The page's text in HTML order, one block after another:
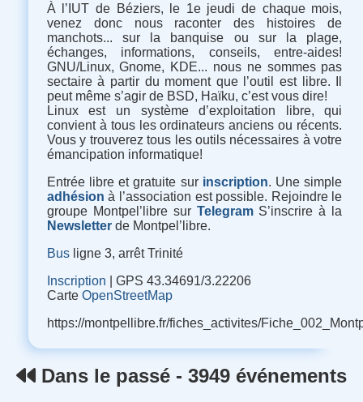
À l’IUT de Béziers, le 1e jeudi de chaque mois,
venez donc nous raconter des histoires de
manchots... sur la banquise ou sur la plage,
échanges, informations, conseils, entre-aides!
GNU/Linux, Gnome, KDE... nous ne sommes pas
sectaire à partir du moment que l’outil est libre. Il
peut même s’agir de BSD, Haïku, c’est vous dire!
Linux est un système d’exploitation libre, qui
convient à tous les ordinateurs anciens ou récents.
Vous y trouverez tous les outils nécessaires à votre
émancipation informatique!
Entrée libre et gratuite sur inscription. Une simple
adhésion à l’association est possible. Rejoindre le
groupe Montpel’libre sur TelegramS’inscrire à la
Newsletterde Montpel’libre.
Busligne 3, arrêt Trinité
Inscription | GPS 43.34691/3.22206
Carte OpenStreetMap
https://montpellibre.fr/fiches_activites/
Dans le passé - 3949 événements